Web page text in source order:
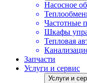
Насосное
Частотные
Шкафы
Тепловая
Запчасти
Услуги и сервис
Услуги и